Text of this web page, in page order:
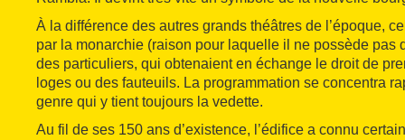
À la différence des autres grands théâtres de l’époque,
par la monarchie (raison pour laquelle il ne possède pas
des particuliers, qui obtenaient en échange le droit de
loges ou des fauteuils. La programmation se concentra
genre qui y tient toujours la vedette.
Au fil de ses 150 ans d’existence, l’édifice a connu